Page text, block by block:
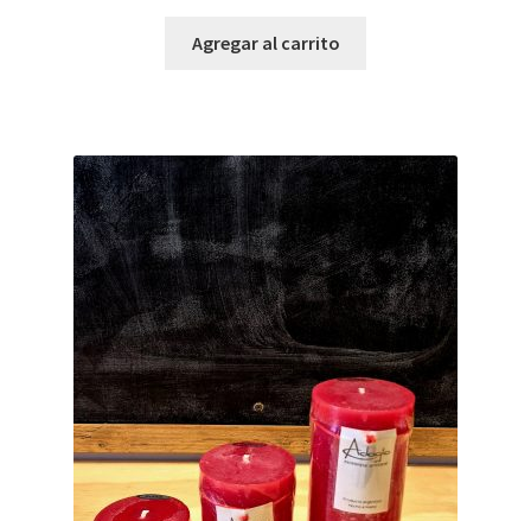
Agregar al carrito